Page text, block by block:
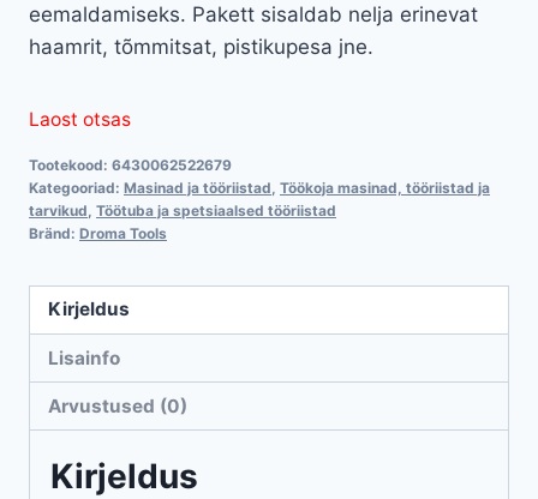
eemaldamiseks. Pakett sisaldab nelja erinevat
haamrit, tõmmitsat, pistikupesa jne.
Laost otsas
Tootekood: 6430062522679
Kategooriad: Masinad ja tööriistad Töökoja masinad, tööriistad ja
tarvikud Töötuba ja spetsiaalsed tööriistad
Bränd: Droma Tools
Kirjeldus
Lisainfo
Arvustused (0)
Kirjeldus